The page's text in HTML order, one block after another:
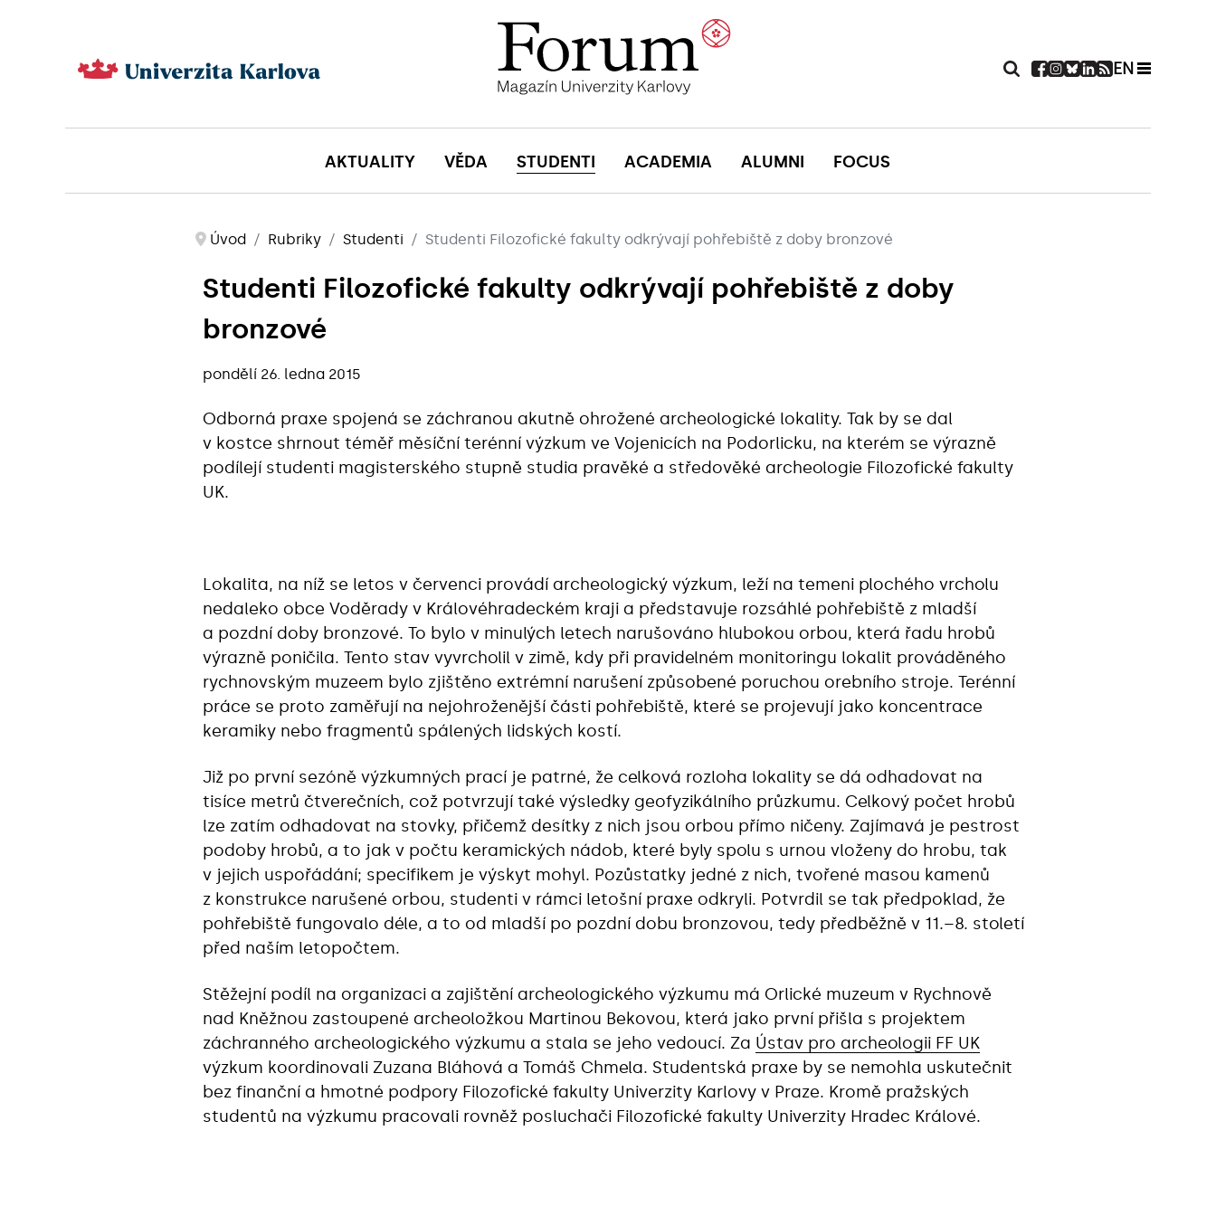
EN
AKTUALITY VĚDA STUDENTI ACADEMIA ALUMNI FOCUS
Úvod Rubriky Studenti Studenti Filozofické fakulty odkrývají pohřebiště z doby bronzové
Studenti Filozofické fakulty odkrývají pohřebiště z doby
bronzové
pondělí 26. ledna 2015
Odborná praxe spojená se záchranou akutně ohrožené archeologické lokality. Tak by se dal
v kostce shrnout téměř měsíční terénní výzkum ve Vojenicích na Podorlicku, na kterém se výrazně
podílejí studenti magisterského stupně studia pravěké a středověké archeologie Filozofické fakulty
UK.
Lokalita, na níž se letos v červenci provádí archeologický výzkum, leží na temeni plochého vrcholu
nedaleko obce Voděrady v Královéhradeckém kraji a představuje rozsáhlé pohřebiště z mladší
a pozdní doby bronzové. To bylo v minulých letech narušováno hlubokou orbou, která řadu hrobů
výrazně poničila. Tento stav vyvrcholil v zimě, kdy při pravidelném monitoringu lokalit prováděného
rychnovským muzeem bylo zjištěno extrémní narušení způsobené poruchou orebního stroje. Terénní
práce se proto zaměřují na nejohroženější části pohřebiště, které se projevují jako koncentrace
keramiky nebo fragmentů spálených lidských kostí.
Již po první sezóně výzkumných prací je patrné, že celková rozloha lokality se dá odhadovat na
tisíce metrů čtverečních, což potvrzují také výsledky geofyzikálního průzkumu. Celkový počet hrobů
lze zatím odhadovat na stovky, přičemž desítky z nich jsou orbou přímo ničeny. Zajímavá je pestrost
podoby hrobů, a to jak v počtu keramických nádob, které byly spolu s urnou vloženy do hrobu, tak
v jejich uspořádání; specifikem je výskyt mohyl. Pozůstatky jedné z nich, tvořené masou kamenů
z konstrukce narušené orbou, studenti v rámci letošní praxe odkryli. Potvrdil se tak předpoklad, že
pohřebiště fungovalo déle, a to od mladší po pozdní dobu bronzovou, tedy předběžně v 11.–8. století
před naším letopočtem.
Stěžejní podíl na organizaci a zajištění archeologického výzkumu má Orlické muzeum v Rychnově
nad Kněžnou zastoupené archeoložkou Martinou Bekovou, která jako první přišla s projektem
záchranného archeologického výzkumu a stala se jeho vedoucí. Za Ústav pro archeologii FF UK
výzkum koordinovali Zuzana Bláhová a Tomáš Chmela. Studentská praxe by se nemohla uskutečnit
bez finanční a hmotné podpory Filozofické fakulty Univerzity Karlovy v Praze. Kromě pražských
studentů na výzkumu pracovali rovněž posluchači Filozofické fakulty Univerzity Hradec Králové.